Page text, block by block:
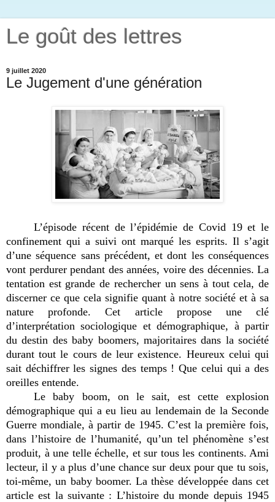
Le goût des lettres
9 juillet 2020
Le Jugement d'une génération
L’épisode récent de l’épidémie de Covid 19 et le
confinement qui a suivi ont marqué les esprits. Il s’agit
d’une séquence sans précédent, et dont les conséquences
vont perdurer pendant des années, voire des décennies. La
tentation est grande de rechercher un sens à tout cela, de
discerner ce que cela signifie quant à notre société et à sa
nature profonde. Cet article propose une clé
d’interprétation sociologique et démographique, à partir
du destin des baby boomers, majoritaires dans la société
durant tout le cours de leur existence. Heureux celui qui
sait déchiffrer les signes des temps ! Que celui qui a des
oreilles entende.
Le baby boom, on le sait, est cette explosion
démographique qui a eu lieu au lendemain de la Seconde
Guerre mondiale, à partir de 1945. C’est la première fois,
dans l’histoire de l’humanité, qu’un tel phénomène s’est
produit, à une telle échelle, et sur tous les continents. Ami
lecteur, il y a plus d’une chance sur deux pour que tu sois,
toi-même, un baby boomer. La thèse développée dans cet
article est la suivante : L’histoire du monde depuis 1945